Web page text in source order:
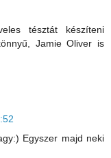
tésztát készíteni
Jamie Oliver is
Egyszer majd neki